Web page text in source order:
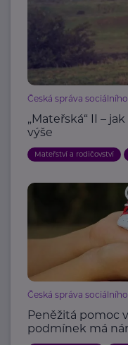
Česká správa
„Mateřská“ II –
výše
Mateřství a rodičovství
Česká správa
Peněžitá pomoc
podmínek má